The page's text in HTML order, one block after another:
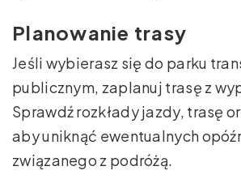
Planowanie trasy
Jeśli wybierasz się do parku
publicznym, zaplanuj trasę z
Sprawdź rozkłady jazdy, trasę
aby uniknąć ewentualnych
związanego z podróżą.